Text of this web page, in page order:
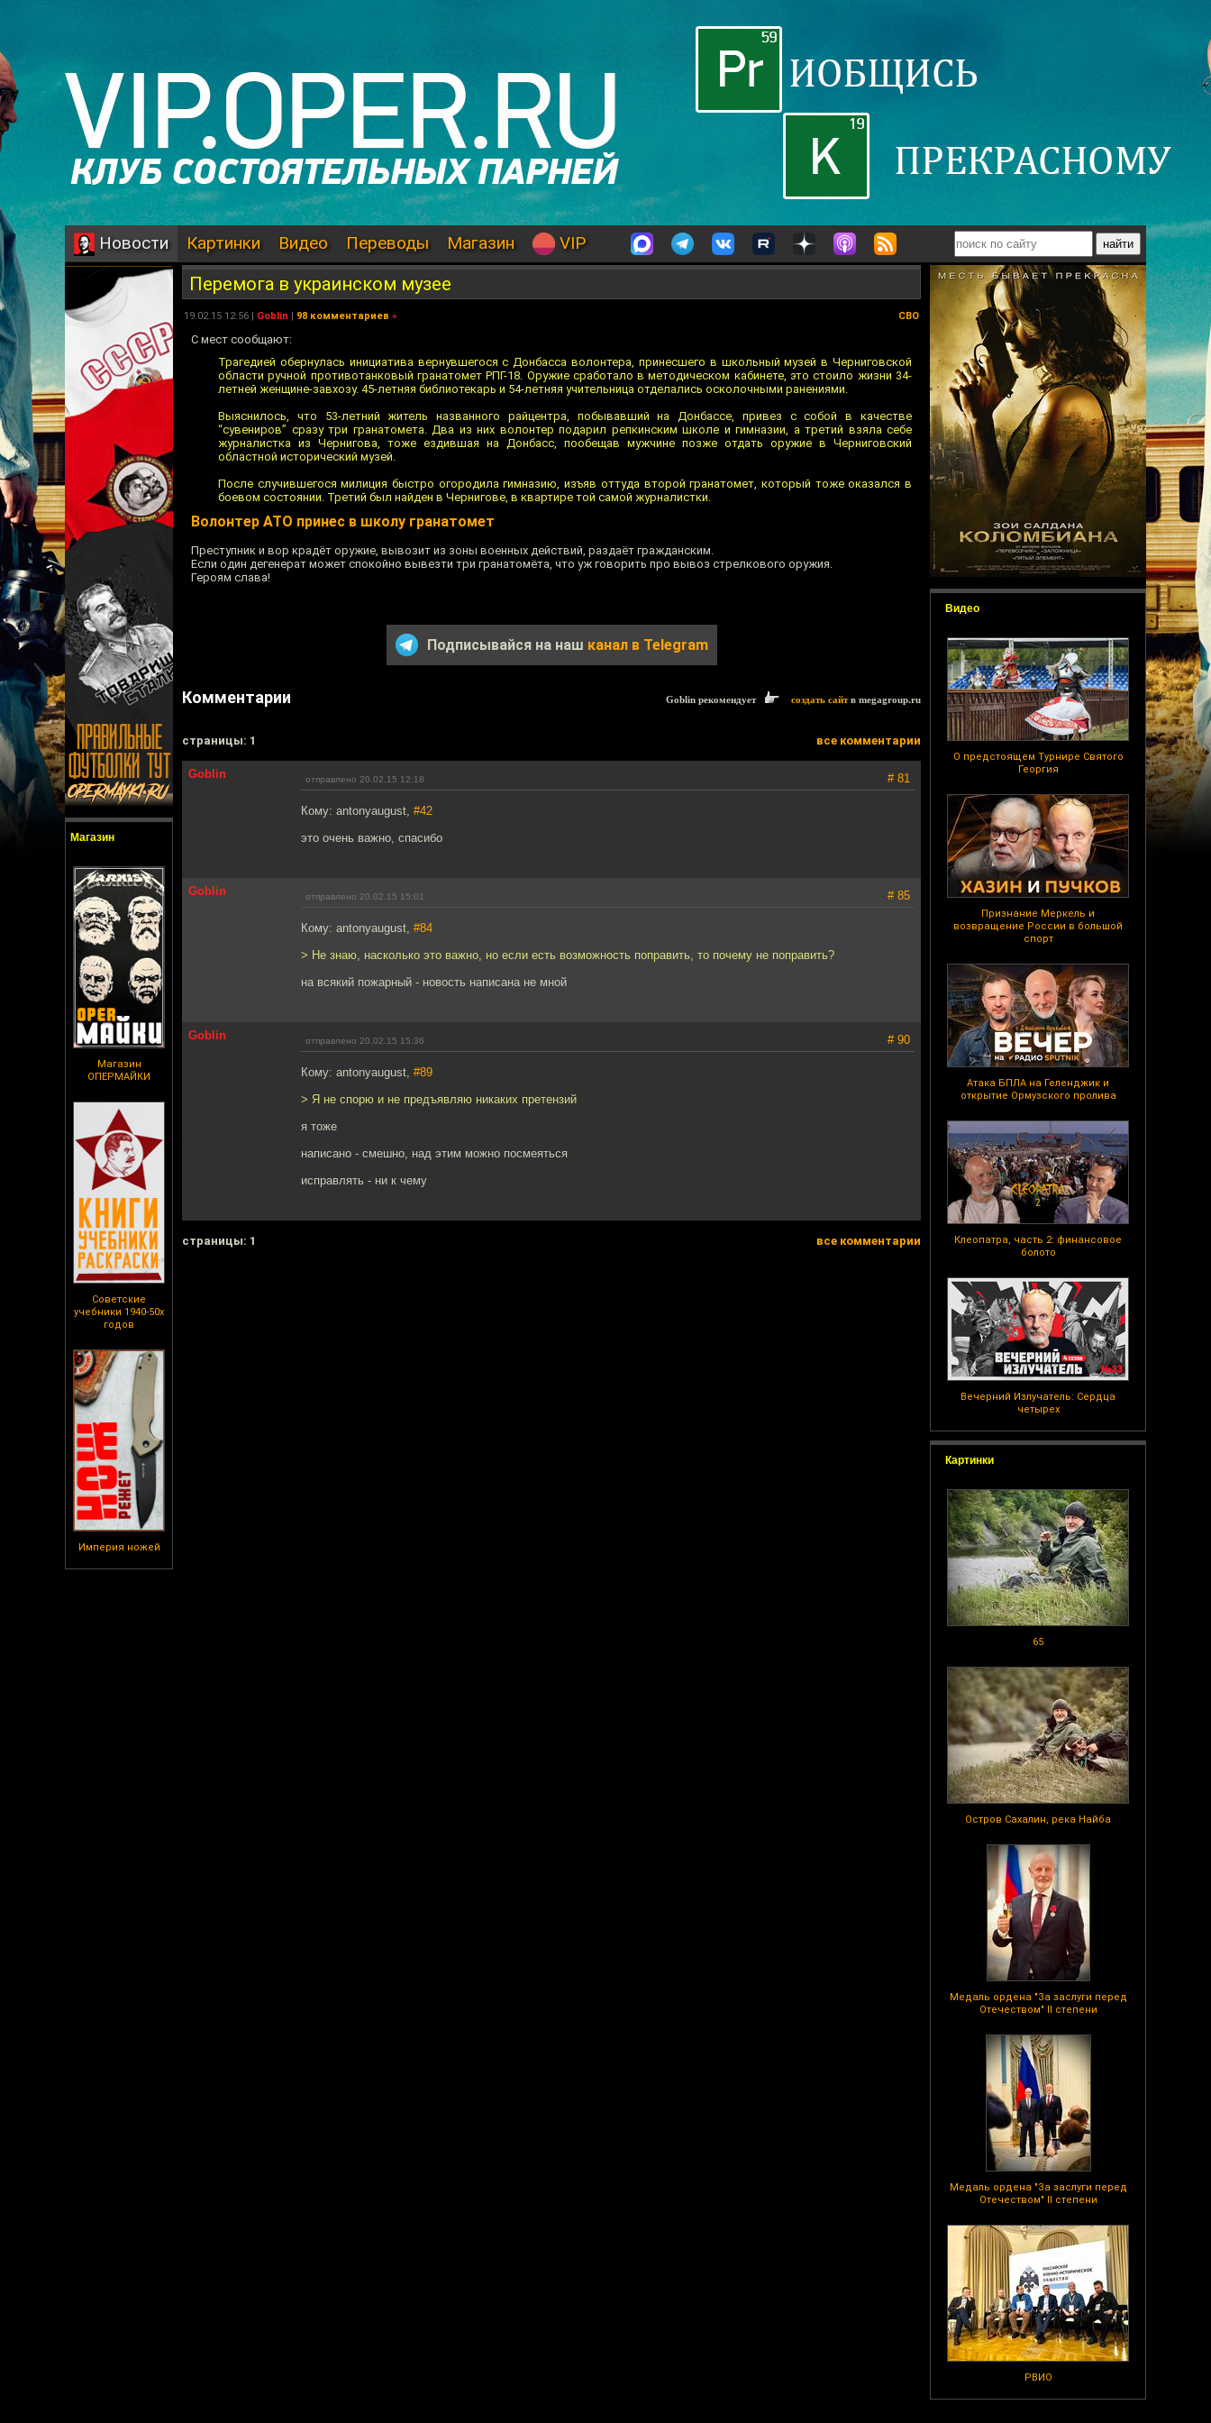
Новости Картинки Видео Переводы Магазин VIP
Магазин
Магазин
ОПЕРМАЙКИ
Советские
учебники 1940-50х
годов
Империя ножей
Видео
О предстоящем Турнире Святого
Георгия
Признание Меркель и
возвращение России в большой
спорт
Атака БПЛА на Геленджик и
открытие Ормузского пролива
Клеопатра, часть 2: финансовое
болото
Вечерний Излучатель: Сердца
четырех
Картинки
65
Остров Сахалин, река Найба
Медаль ордена "За заслуги перед
Отечеством" II степени
Медаль ордена "За заслуги перед
Отечеством" II степени
РВИО
Перемога в украинском музее
19.02.15 12:56 | Goblin | 98 комментариев » СВО
С мест сообщают:
Трагедией обернулась инициатива вернувшегося с Донбасса волонтера, принесшего в школьный музей в Черниговской
области ручной противотанковый гранатомет РПГ-18. Оружие сработало в методическом кабинете, это стоило жизни 34-
летней женщине-завхозу. 45-летняя библиотекарь и 54-летняя учительница отделались осколочными ранениями.
Выяснилось, что 53-летний житель названного райцентра, побывавший на Донбассе, привез с собой в качестве
“сувениров” сразу три гранатомета. Два из них волонтер подарил репкинским школе и гимназии, а третий взяла себе
журналистка из Чернигова, тоже ездившая на Донбасс, пообещав мужчине позже отдать оружие в Черниговский
областной исторический музей.
После случившегося милиция быстро огородила гимназию, изъяв оттуда второй гранатомет, который тоже оказался в
боевом состоянии. Третий был найден в Чернигове, в квартире той самой журналистки.
Волонтер АТО принес в школу гранатомет
Преступник и вор крадёт оружие, вывозит из зоны военных действий, раздаёт гражданским.
Если один дегенерат может спокойно вывезти три гранатомёта, что уж говорить про вывоз стрелкового оружия.
Героям слава!
Подписывайся на наш канал в Telegram
Комментарии Goblin рекомендует создать сайтв megagroup.ru
cтраницы: 1 все комментарии
Goblin отправлено 20.02.15 12:18 # 81
Кому: antonyaugust, #42
это очень важно, спасибо
Goblin отправлено 20.02.15 15:01 # 85
Кому: antonyaugust, #84
> Не знаю, насколько это важно, но если есть возможность поправить, то почему не поправить?
на всякий пожарный - новость написана не мной
Goblin отправлено 20.02.15 15:36 # 90
Кому: antonyaugust, #89
> Я не спорю и не предъявляю никаких претензий
я тоже
написано - смешно, над этим можно посмеяться
исправлять - ни к чему
cтраницы: 1 все комментарии